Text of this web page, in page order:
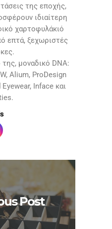
τάσεις της εποχής,
ιδιαίτερη
χαρτοφυλάκιό
επτά, ξεχωριστές
μοναδικό DNA:
Alium, ProDesign
Inface και
Post